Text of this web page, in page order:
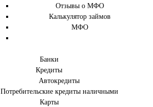
Отзывы о МФО
Калькулятор займов
МФО
Банки
Кредиты
Автокредиты
Потребительские кредиты наличными
Карты